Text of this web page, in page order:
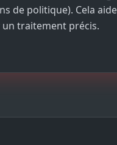
de politique). Cela
traitement précis.